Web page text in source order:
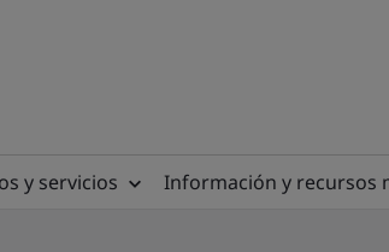
y servicios Información y recursos